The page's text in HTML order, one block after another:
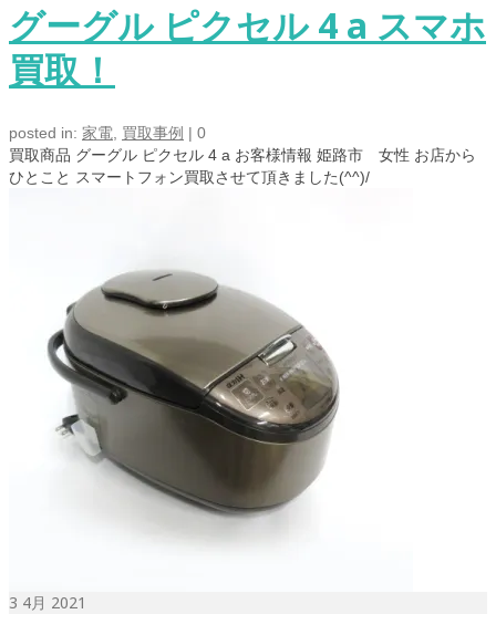
グーグル ピクセル 4 a スマホ
買取！
posted in: 家電 買取事例 | 0
買取商品 グーグル ピクセル 4 a お客様情報 姫路市 女性 お店から
ひとこと スマートフォン買取させて頂きました(^^)/
3 4月 2021